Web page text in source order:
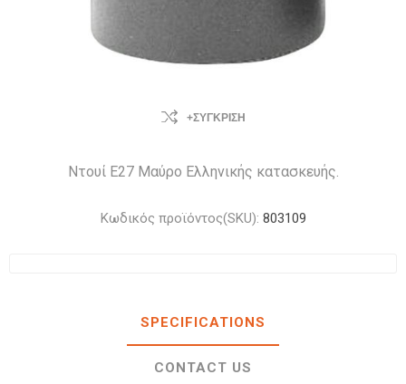
+ΣΎΓΚΡΙΣΗ
Ντουί Ε27 Μαύρο Ελληνικής κατασκευής.
Κωδικός προϊόντος(SKU): 803109
SPECIFICATIONS
CONTACT US